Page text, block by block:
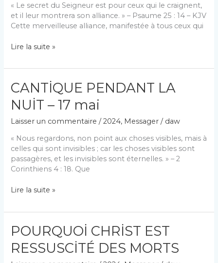
« Le secret du Seigneur est pour ceux qui le craignent,
et il leur montrera son alliance. » – Psaume 25 : 14 – KJV
Cette merveilleuse alliance, manifestée à tous ceux qui
CANTİQUE
LA
–
avril
Lire la suite »
CANTİQUE PENDANT LA
NUİT – 17 mai
Laisser un commentaire /2024, Messager / daw
« Nous regardons, non point aux choses visibles, mais à
celles qui sont invisibles ; car les choses visibles sont
passagères, et les invisibles sont éternelles. » – 2
Corinthiens 4 : 18. Que
CANTİQUE
LA
–
mai
Lire la suite »
POURQUOİ CHRİST EST
RESSUSCİTÉ DES MORTS